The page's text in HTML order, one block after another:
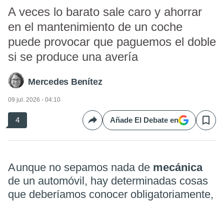
A veces lo barato sale caro y ahorrar
en el mantenimiento de un coche
puede provocar que paguemos el doble
si se produce una avería
Mercedes Benítez
09 jul. 2026 - 04:10
4 CompartirAñade El Debate en Save
Aunque no sepamos nada de mecánica
de un automóvil, hay determinadas cosas
que deberíamos conocer obligatoriamente,